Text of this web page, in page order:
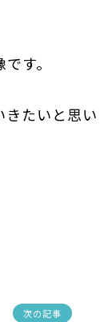
す。
きたいと思い
次の記事